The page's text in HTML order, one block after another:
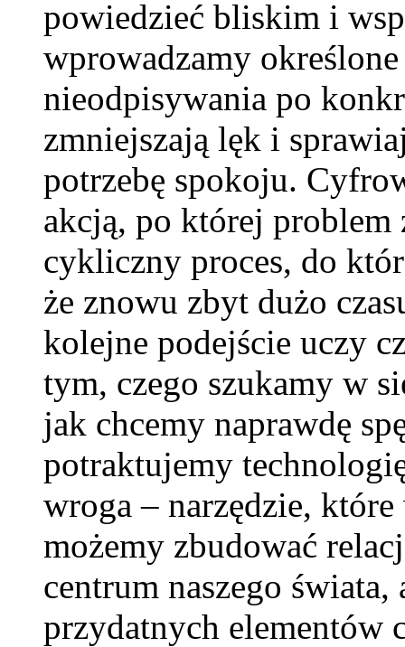
powiedzieć bliskim i
wprowadzamy określone
nieodpisywania po
zmniejszają lęk i
potrzebę spokoju.
akcją, po której problem
cykliczny proces, do
że znowu zbyt dużo
kolejne podejście uczy
tym, czego szukamy w
jak chcemy naprawdę
potraktujemy
wroga – narzędzie,
możemy zbudować
centrum naszego
przydatnych elementów